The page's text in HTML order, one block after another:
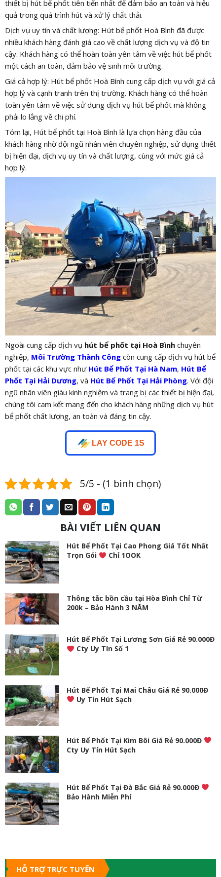
thiết bị hút bể phốt tiên tiến nhất để đảm bảo an toàn và hiệu
quả trong quá trình hút và xử lý chất thải.
Dịch vụ uy tín và chất lượng: Hút bể phốt Hoà Bình đã được
nhiều khách hàng đánh giá cao về chất lượng dịch vụ và độ tin
cậy. Khách hàng có thể hoàn toàn yên tâm về việc hút bể phốt
một cách an toàn, đảm bảo vệ sinh môi trường.
Giá cả hợp lý: Hút bể phốt Hoà Bình cung cấp dịch vụ với giá cả
hợp lý và cạnh tranh trên thị trường. Khách hàng có thể hoàn
toàn yên tâm về việc sử dụng dịch vụ hút bể phốt mà không
phải lo lắng về chi phí.
Tóm lại, Hút bể phốt tại Hoà Bình là lựa chọn hàng đầu của
khách hàng nhờ đội ngũ nhân viên chuyên nghiệp, sử dụng thiết
bị hiện đại, dịch vụ uy tín và chất lượng, cùng với mức giá cả
hợp lý.
Ngoài cung cấp dịch vụ hút bể phốt tại Hoà Bìnhchuyên
nghiệp, Môi Trường Thành Côngcòn cung cấp dịch vụ hút bể
phốt tại các khu vực như Hút Bể Phốt Tại Hà Nam, Hút Bể
Phốt Tại Hải Dương, và Hút Bể Phốt Tại Hải Phòng. Với đội
ngũ nhân viên giàu kinh nghiệm và trang bị các thiết bị hiện đại,
chúng tôi cam kết mang đến cho khách hàng những dịch vụ hút
bể phốt chất lượng, an toàn và đáng tin cậy.
LAY CODE 1S
5/5 - (1 bình chọn)
BÀI VIẾT LIÊN QUAN
Hút Bể Phốt Tại Cao Phong Giá Tốt Nhất
Trọn Gói
Chỉ 1OOK
Thông tắc bồn cầu tại Hòa Bình Chỉ Từ
200k – Bảo Hành 3 NĂM
Hút Bể Phốt Tại Lương Sơn Giá Rẻ 90.000Đ
Cty Uy Tín Số 1
Hút Bể Phốt Tại Mai Châu Giá Rẻ 90.000Đ
Uy Tín Hút Sạch
Hút Bể Phốt Tại Kim Bôi Giá Rẻ 90.000Đ
Cty Uy Tín Hút Sạch
Hút Bể Phốt Tại Đà Bắc Giá Rẻ 90.000Đ
Bảo Hành Miễn Phí
HỖ TRỢ TRỰC TUYẾN